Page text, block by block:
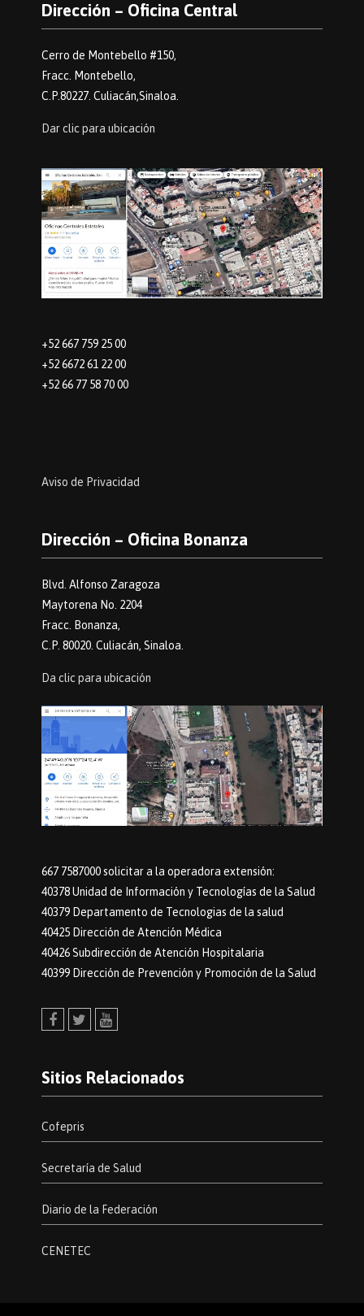
Dirección – Oficina Central
Cerro de Montebello #150,
Fracc. Montebello,
C.P.80227. Culiacán,Sinaloa.
Dar clic para ubicación
+52 667 759 25 00
+52 6672 61 22 00
+52 66 77 58 70 00
Aviso de Privacidad
Dirección – Oficina Bonanza
Blvd. Alfonso Zaragoza
Maytorena No. 2204
Fracc. Bonanza,
C.P. 80020. Culiacán, Sinaloa.
Da clic para ubicación
667 7587000 solicitar a la operadora extensión:
40378 Unidad de Información y Tecnologías de la Salud
40379 Departamento de Tecnologias de la salud
40425 Dirección de Atención Médica
40426 Subdirección de Atención Hospitalaria
40399 Dirección de Prevención y Promoción de la Salud
Sitios Relacionados
Cofepris
Secretaría de Salud
Diario de la Federación
CENETEC